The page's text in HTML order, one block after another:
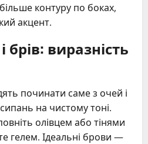
контуру по боках,
акцент.
виразність
починати саме з очей і
на чистому тоні.
олівцем або тінями
гелем. Ідеальні брови —